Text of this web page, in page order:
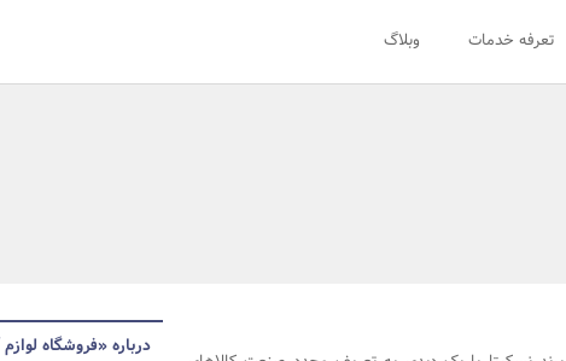
تعرفه خدمات وبلاگ
درباره «فروشگاه لوازم